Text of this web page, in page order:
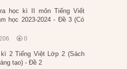
học kì II môn Tiếng Viết
học 2023-2024 - Đề 3 (Có
0
2 Tiếng Việt Lớp 2 (Sách
tạo) - Đề 2